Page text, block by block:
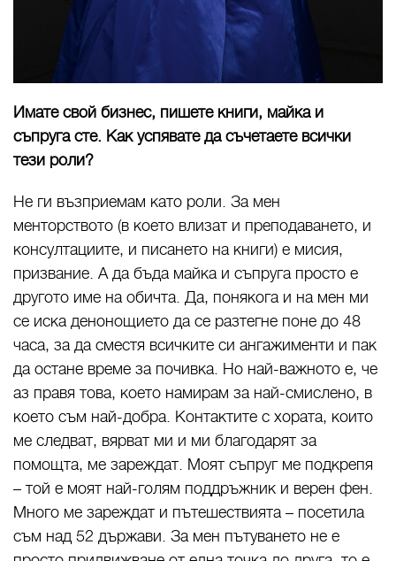
Имате свой бизнес, пишете книги, майка и
съпруга сте. Как успявате да съчетаете всички
тези роли?
Не ги възприемам като роли. За мен
менторството (в което влизат и преподаването, и
консултациите, и писането на книги) е мисия,
призвание. А да бъда майка и съпруга просто е
другото име на обичта. Да, понякога и на мен ми
се иска денонощието да се разтегне поне до 48
часа, за да сместя всичките си ангажименти и пак
да остане време за почивка. Но най-важното е, че
аз правя това, което намирам за най-смислено, в
което съм най-добра. Контактите с хората, които
ме следват, вярват ми и ми благодарят за
помощта, ме зареждат. Моят съпруг ме подкрепя
– той е моят най-голям поддръжник и верен фен.
Много ме зареждат и пътешествията – посетила
съм над 52 държави. За мен пътуването не е